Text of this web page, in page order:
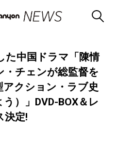
た中国ドラマ「陳情
チェンが総監督を
クション・ラブ史
）」DVD-BOX＆レ
決定!